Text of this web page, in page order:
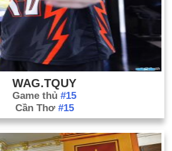
WAG.TQUY
Game thủ #15
Cần Thơ #15